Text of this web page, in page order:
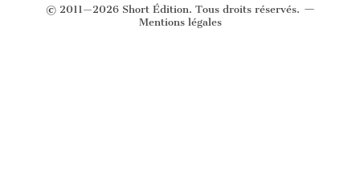
© 2011—2026 Short Édition. Tous droits réservés. —
Mentions légales